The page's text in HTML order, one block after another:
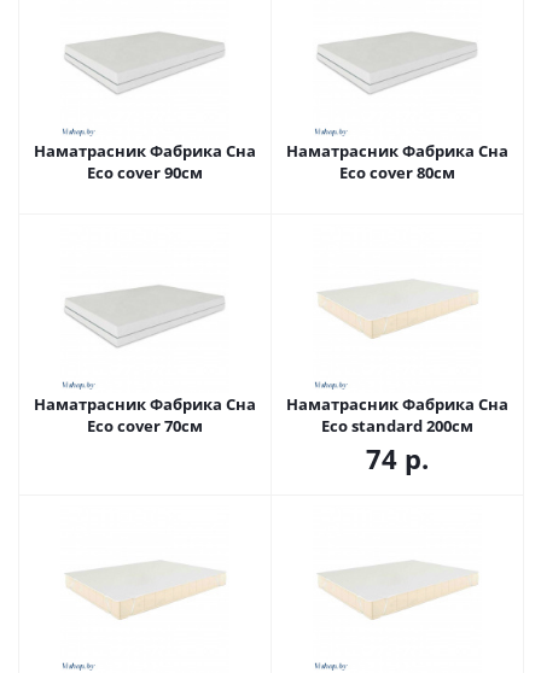
Наматрасник Фабрика Сна
Eco cover 90см
Наматрасник Фабрика Сна
Eco cover 80см
Наматрасник Фабрика Сна
Eco cover 70см
Наматрасник Фабрика Сна
Eco standard 200см
74 р.